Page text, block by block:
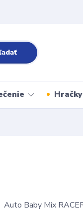
Hračky
Auto Baby Mix